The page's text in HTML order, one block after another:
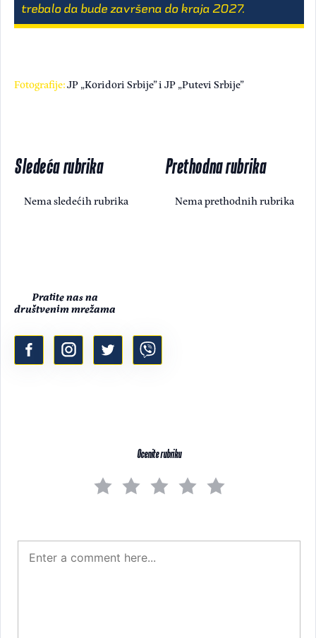
trebalo da bude završena do kraja 2027.
Fotografije:JP „Koridori Srbije” i JP „Putevi Srbije”
Sledeća rubrika
Nema sledećih rubrika
Prethodna rubrika
Nema prethodnih rubrika
Pratite nas na
društvenim mrežama
Ocenite rubriku